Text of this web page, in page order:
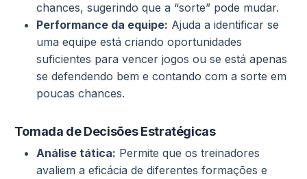
chances, sugerindo que a “sorte” pode mudar.
Performance da equipe: Ajuda a identificar se
uma equipe está criando oportunidades
suficientes para vencer jogos ou se está apenas
se defendendo bem e contando com a sorte em
poucas chances.
Tomada de Decisões Estratégicas
Análise tática: Permite que os treinadores
avaliem a eficácia de diferentes formações e